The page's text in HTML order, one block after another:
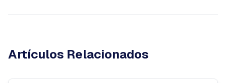
Artículos Relacionados